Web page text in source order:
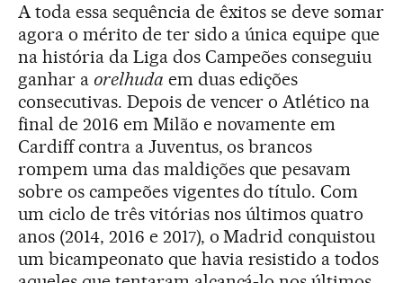
A toda essa sequência de êxitos se deve somar
agora o mérito de ter sido a única equipe que
na história da Liga dos Campeões conseguiu
ganhar a orelhuda em duas edições
consecutivas. Depois de vencer o Atlético na
final de 2016 em Milão e novamente em
Cardiff contra a Juventus, os brancos
rompem uma das maldições que pesavam
sobre os campeões vigentes do título. Com
um ciclo de três vitórias nos últimos quatro
anos (2014, 2016 e 2017), o Madrid conquistou
um bicampeonato que havia resistido a todos